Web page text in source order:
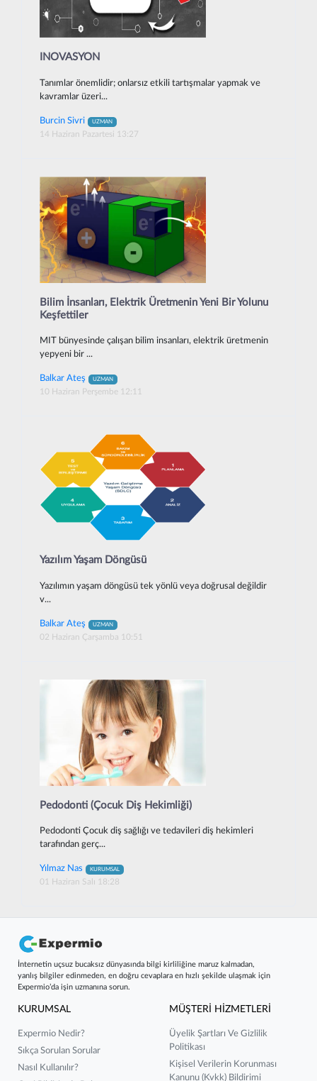
INOVASYON
Tanımlar önemlidir; onlarsız etkili tartışmalar yapmak ve
kavramlar üzeri...
Burcin Sivri UZMAN
14 Haziran Pazartesi 13:27
Bilim İnsanları, Elektrik Üretmenin Yeni Bir Yolunu
Keşfettiler
MIT bünyesinde çalışan bilim insanları, elektrik üretmenin
yepyeni bir ...
Balkar Ateş UZMAN
10 Haziran Perşembe 12:11
Yazılım Yaşam Döngüsü
Yazılımın yaşam döngüsü tek yönlü veya doğrusal değildir
v...
Balkar Ateş UZMAN
02 Haziran Çarşamba 10:51
Pedodonti (Çocuk Diş Hekimliği)
Pedodonti Çocuk diş sağlığı ve tedavileri diş hekimleri
tarafından gerç...
Yılmaz Nas KURUMSAL
01 Haziran Salı 18:28
İnternetin uçsuz bucaksız dünyasında bilgi kirliliğine maruz kalmadan,
yanlış bilgiler edinmeden, en doğru cevaplara en hızlı şekilde ulaşmak için
Expermio’da işin uzmanına sorun.
KURUMSAL
Expermio Nedir?
Sıkça Sorulan Sorular
Nasıl Kullanılır?
MÜŞTERİ HİZMETLERİ
Üyelik Şartları Ve Gizlilik
Politikası
Kişisel Verilerin Korunması
Kanunu (kvkk) Bildirimi